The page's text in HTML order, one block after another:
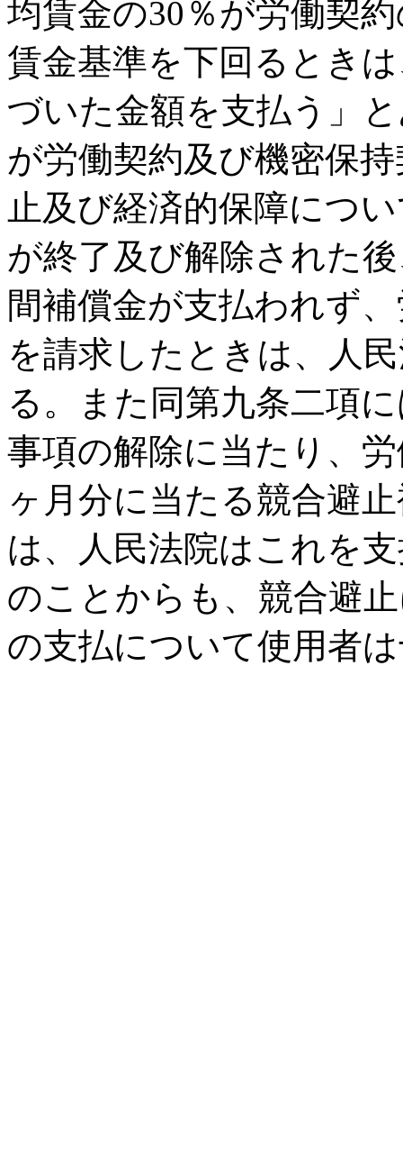
均賃金の30％が労働契
賃金基準を下回るとき
づいた金額を支払う」
が労働契約及び機密保
止及び経済的保障につ
が終了及び解除された
間補償金が支払われず
を請求したときは、人
る。また同第九条二項
事項の解除に当たり、
ヶ月分に当たる競合避
は、人民法院はこれを
のことからも、競合避
の支払について使用者